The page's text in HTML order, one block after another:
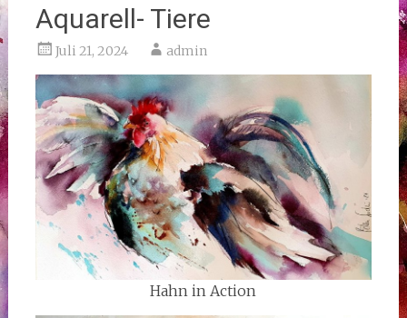
Aquarell- Tiere
Juli 21, 2024 admin
Hahn in Action